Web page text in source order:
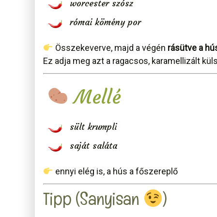
worcester szósz
római kömény por
Összekeverve, majd a végén rásütve a
Ez adja meg azt a ragacsos, karamellizált
Mellé
sült krumpli
saját saláta
ennyi elég is, a hús a főszereplő
Tipp (Sanyisan )